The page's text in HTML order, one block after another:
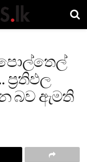
බව ඇමති